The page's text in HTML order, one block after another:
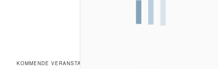
KOMMENDE VERANSTALTUNGEN